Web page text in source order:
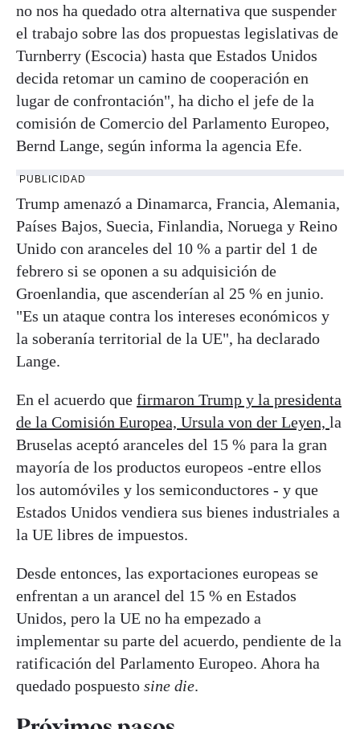
no nos ha quedado otra alternativa que suspender
el trabajo sobre las dos propuestas legislativas de
Turnberry (Escocia) hasta que Estados Unidos
decida retomar un camino de cooperación en
lugar de confrontación", ha dicho el jefe de la
comisión de Comercio del Parlamento Europeo,
Bernd Lange, según informa la agencia Efe.
PUBLICIDAD
Trump amenazó a Dinamarca, Francia, Alemania,
Países Bajos, Suecia, Finlandia, Noruega y Reino
Unido con aranceles del 10 % a partir del 1 de
febrero si se oponen a su adquisición de
Groenlandia, que ascenderían al 25 % en junio.
"Es un ataque contra los intereses económicos y
la soberanía territorial de la UE", ha declarado
Lange.
En el acuerdo que firmaron Trump y la presidenta
de la Comisión Europea, Ursula von der Leyen, la
Bruselas aceptó aranceles del 15 % para la gran
mayoría de los productos europeos -entre ellos
los automóviles y los semiconductores - y que
Estados Unidos vendiera sus bienes industriales a
la UE libres de impuestos.
Desde entonces, las exportaciones europeas se
enfrentan a un arancel del 15 % en Estados
Unidos, pero la UE no ha empezado a
implementar su parte del acuerdo, pendiente de la
ratificación del Parlamento Europeo. Ahora ha
quedado pospuesto sine die.